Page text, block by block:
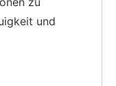
und